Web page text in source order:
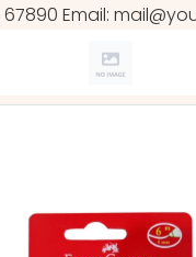
67890 Email: